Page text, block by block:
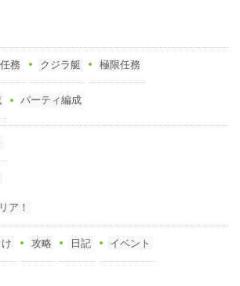
務 クジラ艇 極限任務
パーティ編成
ア！
攻略 日記 イベント